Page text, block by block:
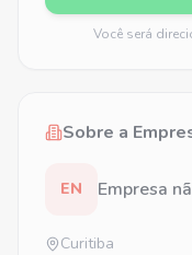
Você será
Sobre a
EN Empresa
Curitiba